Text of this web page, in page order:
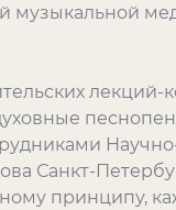
музыкальной
лекций-
Санкт-
принципу,